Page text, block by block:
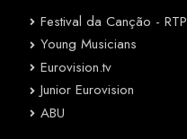
Festival da Canção - RTP
Young Musicians
Eurovision.tv
Junior Eurovision
ABU